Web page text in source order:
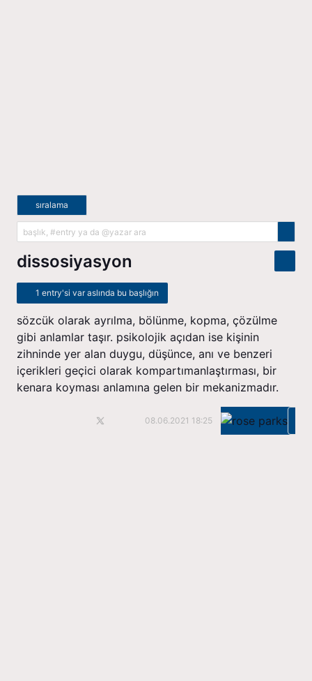
sıralama
dissosiyasyon
1 entry'si var aslında bu başlığın
sözcük olarak ayrılma, bölünme, kopma, çözülme
gibi anlamlar taşır. psikolojik açıdan ise kişinin
zihninde yer alan duygu, düşünce, anı ve benzeri
içerikleri geçici olarak kompartımanlaştırması, bir
kenara koyması anlamına gelen bir mekanizmadır.
08.06.2021 18:25